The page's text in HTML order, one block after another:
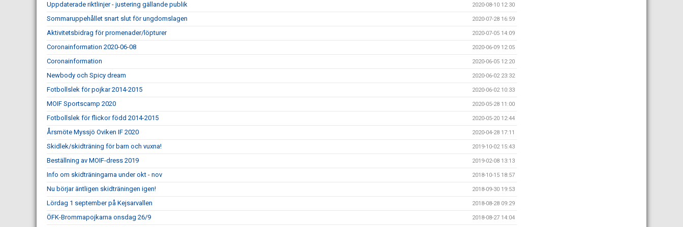
Uppdaterade riktlinjer - justering gällande publik 2020-08-10 12:30
Sommaruppehållet snart slut för ungdomslagen 2020-07-28 16:59
Aktivitetsbidrag för promenader/löpturer 2020-07-05 14:09
Coronainformation 2020-06-08 2020-06-09 12:05
Coronainformation 2020-06-05 12:20
Newbody och Spicy dream 2020-06-02 23:32
Fotbollslek för pojkar 2014-2015 2020-06-02 10:33
MOIF Sportscamp 2020 2020-05-28 11:00
Fotbollslek för flickor född 2014-2015 2020-05-20 12:44
Årsmöte Myssjö Oviken IF 2020 2020-04-28 17:11
Skidlek/skidträning för barn och vuxna! 2019-10-02 15:43
Beställning av MOIF-dress 2019 2019-02-08 13:13
Info om skidträningarna under okt - nov 2018-10-15 18:57
Nu börjar äntligen skidträningen igen! 2018-09-30 19:53
Lördag 1 september på Kejsarvallen 2018-08-28 09:29
ÖFK-Brommapojkarna onsdag 26/9 2018-08-27 14:04